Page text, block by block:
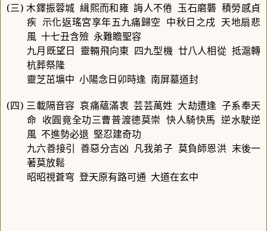
(三) 木鐸振蓉城 緝熙而和雍 誨人不倦 玉石磨礱 積勞感貞
疾 示化返瑤宮享年五九痛歸空 中秋日之戌 天地扇悲
風 十七丑含殮 永難瞻聖容
九月既望日 靈輛飛向東 四九型機 廿八人相從 抵滬轉
杭葬祭隆
靈芝茁壙中 小陽念日卯時逢 南屏墓道封
(四) 三載隔音容 哀痛蘊滿衷 芸芸萬姓 大劫遭逢 子系奉天
命 收圓竟全功三曹普渡德莫崇 快人騎快馬 逆水駛逆
風 不進勢必退 堅忍建奇功
九六善接引 善惡分吉凶 凡我弟子 莫負師恩洪 末後一
著莫放鬆
昭昭視蒼穹 登天原有路可通 大道在玄中